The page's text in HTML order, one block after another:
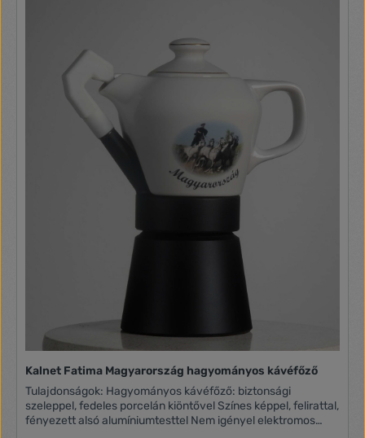
mennyiségét 15-bar professzionális szivattyú
Professzionális őrölt kávé szűrő (1 vagy 2 csészére) és E.S.E.
Pod Állítható cappuccino rendszer: forró-, gőzölt tej ill.
tejhab elkészítésére tökéletes. Forró víz a teákhoz vagy
forrázathoz Dupla csepptálca: két szintű csésze tartó, hogy
kis és nagy csészéket is tudjon fogadni, akár 13cm-es
magasságig a hosszú kávékhoz vagy tejes italokhoz Karcsú
méretek: csak 15cm széles Teljesen fém test Csésze
melegítő a tetején Könnyen használható vezérlő panel 3
háttérvilágított gombbal Ki- ill. bekapcsoló gomb
automatikus készenléttel az energiatakarékosság miatt ha
jelzővel Cseppmentes rendszer
Kalnet Fatima Magyarország hagyományos kávéfőző
Tulajdonságok: Hagyományos kávéfőző: biztonsági
szeleppel, fedeles porcelán kiöntővel Színes képpel, felirattal,
fényezett alsó alumíniumtesttel Nem igényel elektromos